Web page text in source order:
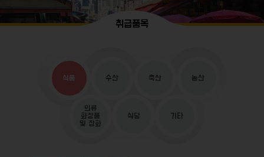
취급품목
식품 수산 축산 농산
의류
화장품
및 잡화
식당 기타